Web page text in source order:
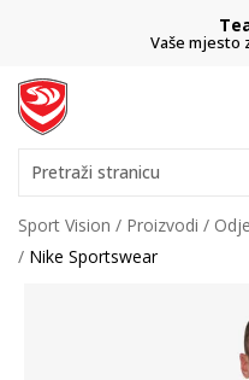
Vaše mjesto
Pretraži stranicu
Sport Vision Proizvodi
Nike Sportswear